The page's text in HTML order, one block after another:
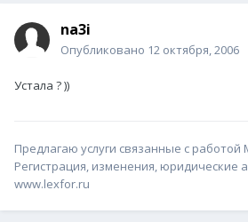
na3i
Опубликовано 12 октября, 2006
Устала ? ))
Предлагаю услуги связанные с
Регистрация, изменения, юридические
www.lexfor.ru